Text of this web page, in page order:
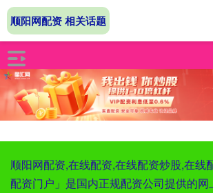
顺阳网配资,在线配资,在线配资炒股,在线
配资门户」是国内正规配资公司提供的
顺阳网配资 相关话题